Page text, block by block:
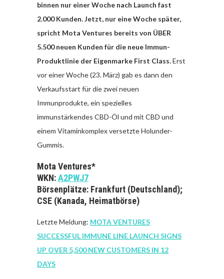
binnen nur einer Woche nach Launch fast
2.000 Kunden. Jetzt, nur eine Woche später,
spricht Mota Ventures bereits von ÜBER
5.500 neuen Kunden für die neue Immun-
Produktlinie der Eigenmarke First Class.Erst
vor einer Woche (23. März) gab es dann den
Verkaufsstart für die zwei neuen
Immunprodukte, ein spezielles
immunstärkendes CBD-Öl und mit CBD und
einem Vitaminkomplex versetzte Holunder-
Gummis.
Mota Ventures*
WKN:A2PWJ7
Börsenplätze: Frankfurt (Deutschland);
CSE (Kanada, Heimatbörse)
Letzte Meldung: MOTA VENTURES
SUCCESSFUL IMMUNE LINE LAUNCH SIGNS
UP OVER 5,500 NEW CUSTOMERS IN 12
DAYS